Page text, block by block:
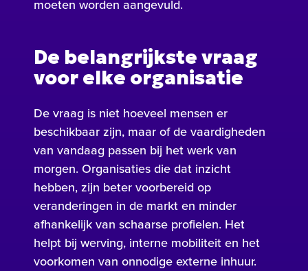
moeten worden aangevuld.
De belangrijkste vraag
voor elke organisatie
De vraag is niet hoeveel mensen er
beschikbaar zijn, maar of de vaardigheden
van vandaag passen bij het werk van
morgen. Organisaties die dat inzicht
hebben, zijn beter voorbereid op
veranderingen in de markt en minder
afhankelijk van schaarse profielen. Het
helpt bij werving, interne mobiliteit en het
voorkomen van onnodige externe inhuur.